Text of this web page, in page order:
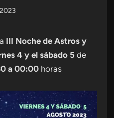
III Noche de Astros y
4 y el sábado 5de
a 00:00horas